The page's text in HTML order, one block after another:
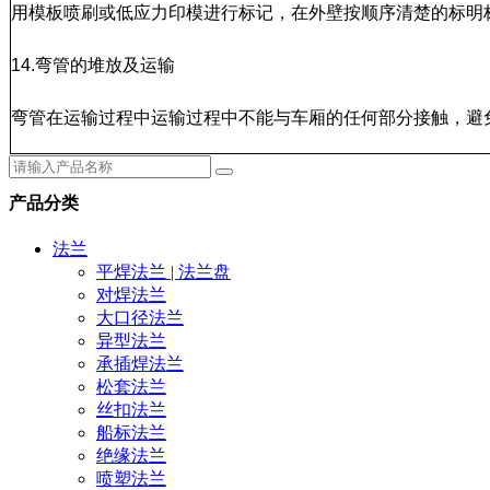
用模板喷刷或低应力印模进行标记，在外壁按顺序清楚的标
14.弯管的堆放及运输
弯管在运输过程中运输过程中不能与车厢的任何部分接触，避
产品分类
法兰
平焊法兰 | 法兰盘
对焊法兰
大口径法兰
异型法兰
承插焊法兰
松套法兰
丝扣法兰
船标法兰
绝缘法兰
喷塑法兰